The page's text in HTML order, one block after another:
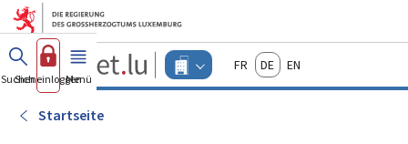
Zum Hauptmenü
Zum Inhalt
Guichet.lu
Changer
d'espace
FrançaisDeutschEnglish
Suchen
Sich einloggen
Menü Haupt-
Startseite